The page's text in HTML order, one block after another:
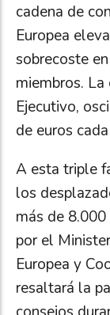
cadena de
Europea
sobrecoste
miembros.
Ejecutivo,
de euros
A esta triple
los
más de
por el
Europea y
resaltará la